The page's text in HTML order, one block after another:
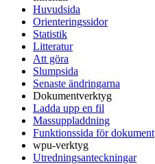
Huvudsida
Orienteringssidor
Statistik
Litteratur
Att göra
Slumpsida
Senaste ändringarna
Dokumentverktyg
Ladda upp en fil
Massuppladdning
Funktionssida för dokument
wpu-verktyg
Utredningsanteckningar